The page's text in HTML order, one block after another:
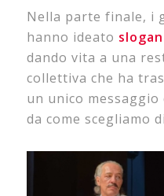
Nella parte finale, i
hanno ideato
dando vita a una
collettiva che ha
un unico messaggio
da come scegliamo